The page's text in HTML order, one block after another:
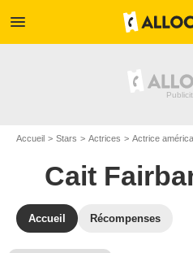
menu
Accueil Stars Actrices Actrice
Cait
Accueil Récompenses